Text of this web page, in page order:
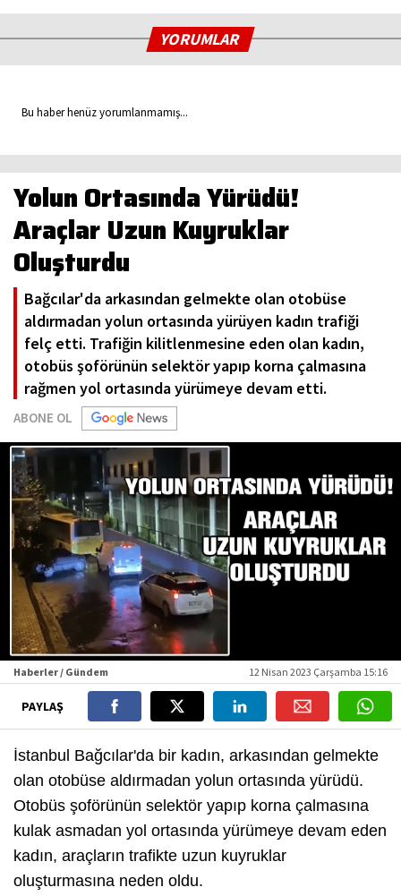
YORUMLAR
Bu haber henüz yorumlanmamış...
Yolun Ortasında Yürüdü!
Araçlar Uzun Kuyruklar
Oluşturdu
Bağcılar'da arkasından gelmekte olan otobüse
aldırmadan yolun ortasında yürüyen kadın trafiği
felç etti. Trafiğin kilitlenmesine eden olan kadın,
otobüs şoförünün selektör yapıp korna çalmasına
rağmen yol ortasında yürümeye devam etti.
ABONE OL
Haberler / Gündem 12 Nisan 2023 Çarşamba 15:16
PAYLAŞ
İstanbul Bağcılar'da bir kadın, arkasından gelmekte
olan otobüse aldırmadan yolun ortasında yürüdü.
Otobüs şoförünün selektör yapıp korna çalmasına
kulak asmadan yol ortasında yürümeye devam eden
kadın, araçların trafikte uzun kuyruklar
oluşturmasına neden oldu.